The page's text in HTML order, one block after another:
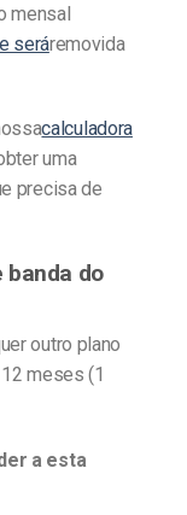
mensal
seráremovida
calculadora
uma
precisa de
banda do
outro plano
meses (1
a esta